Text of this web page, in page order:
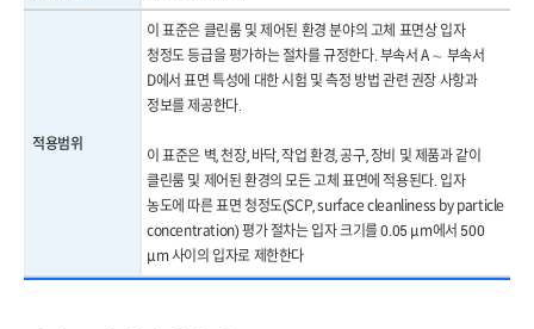
적용범위
이 표준은 클린룸 및 제어된 환경 분야의 고체 표면상 입자
청정도 등급을 평가하는 절차를 규정한다. 부속서 A ∼ 부속서
D에서 표면 특성에 대한 시험 및 측정 방법 관련 권장 사항과
정보를 제공한다.
이 표준은 벽, 천장, 바닥, 작업 환경, 공구, 장비 및 제품과 같이
클린룸 및 제어된 환경의 모든 고체 표면에 적용된다. 입자
농도에 따른 표면 청정도(SCP, surface cleanliness by particle
concentration) 평가 절차는 입자 크기를 0.05 μm에서 500
μm 사이의 입자로 제한한다